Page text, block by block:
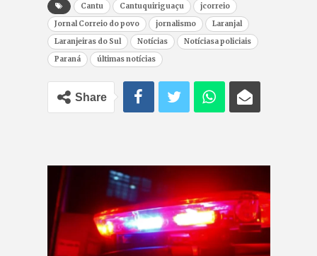
Cantu Cantuquiriguaçu
jcorreio
Jornal Correio do povo
jornalismo
Laranjal
Laranjeiras do Sul
Notícias
Notíciasa policiais
Paraná
últimas notícias
Share